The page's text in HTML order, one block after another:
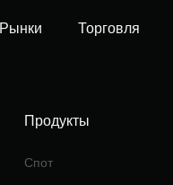
Рынки Торговля
Продукты
Спот